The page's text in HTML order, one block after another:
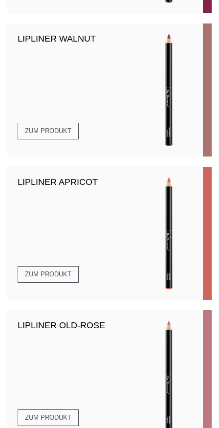
LIPLINER WALNUT
ZUM PRODUKT
LIPLINER APRICOT
ZUM PRODUKT
LIPLINER OLD-ROSE
ZUM PRODUKT